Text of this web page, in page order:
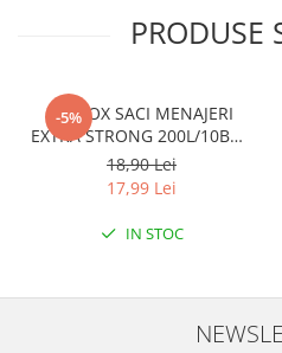
PRODUSE
-5%
CLINOX SACI MENAJERI
EXTRA STRONG 200L/10BUC
LDPE NEGRI (90*122CM)
ETICHETA MOV
18,90 Lei
17,99 Lei
IN STOC